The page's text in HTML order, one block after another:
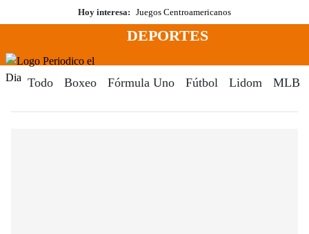
al
Hoy interesa: Juegos Centroamericanos
Menú
DEPORTES
Todo Boxeo Fórmula Uno Fútbol Lidom MLB